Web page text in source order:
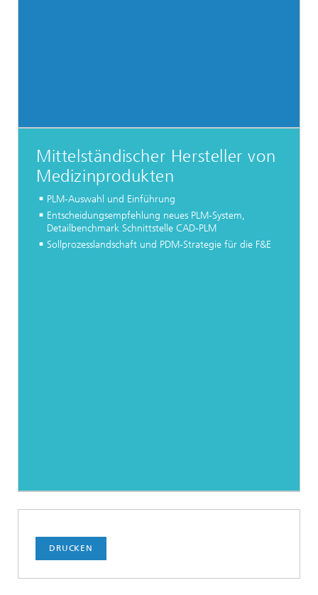
Mittelständischer Hersteller von
Medizinprodukten
PLM-Auswahl und Einführung
Entscheidungsempfehlung neues PLM-System,
Detailbenchmark Schnittstelle CAD-PLM
Sollprozesslandschaft und PDM-Strategie für die F&E
DRUCKEN